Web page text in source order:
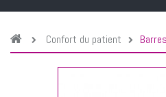
Confort du patient